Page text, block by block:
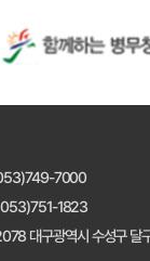
7000
053)751-1823
대구광역시 수성구 달